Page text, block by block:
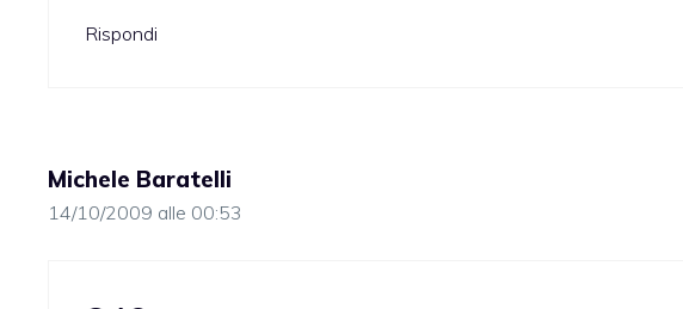
Rispondi
Michele Baratelli
14/10/2009 alle 00:53